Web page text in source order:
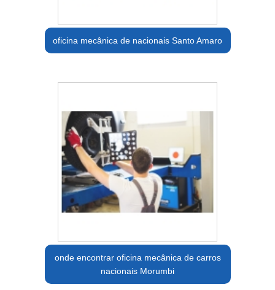
oficina mecânica de nacionais Santo Amaro
onde encontrar oficina mecânica de carros
nacionais Morumbi